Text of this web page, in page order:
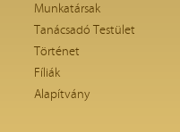
Munkatársak
Tanácsadó Testület
Történet
Fíliák
Alapítvány